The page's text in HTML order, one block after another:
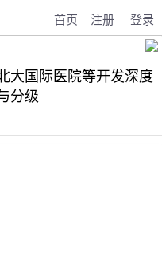
首页 注册 登录
大国际医院等开发深度
分级